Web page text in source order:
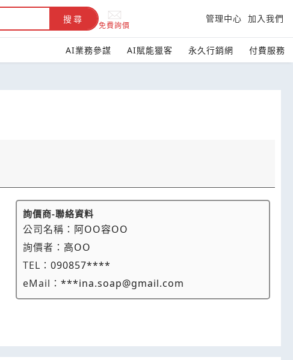
搜尋
免費詢價
管理中心 加入我們
AI業務參謀 AI賦能獵客 永久行銷網 付費服務
詢價商-聯絡資料
公司名稱： 阿OO容OO
詢價者： 高OO
TEL：090857****
eMail：***ina.soap@gmail.com